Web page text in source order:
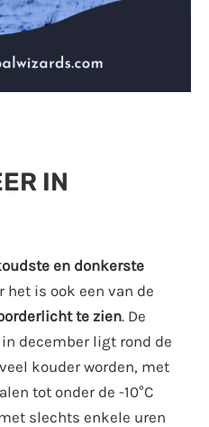
IN
en donkerste
het is ook een van de
te zien. De
december ligt rond de
kouder worden, met
tot onder de -10°C
slechts enkele uren